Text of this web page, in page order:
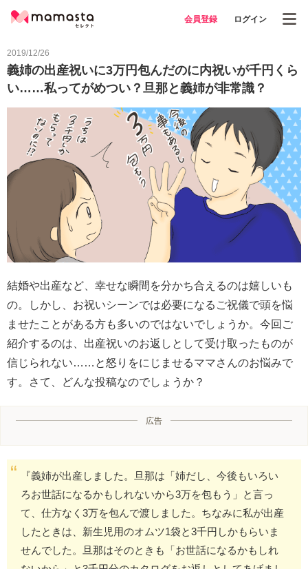
会員登録 ログイン
2019/12/26
義姉の出産祝いに3万円包んだのに内祝いが千円くら
い……私ってがめつい？旦那と義姉が非常識？
結婚や出産など、幸せな瞬間を分かち合えるのは嬉しいも
の。しかし、お祝いシーンでは必要になるご祝儀で頭を悩
ませたことがある方も多いのではないでしょうか。今回ご
紹介するのは、出産祝いのお返しとして受け取ったものが
信じられない……と怒りをにじませるママさんのお悩みで
す。さて、どんな投稿なのでしょうか？
広告
『義姉が出産しました。旦那は「姉だし、今後もいろい
ろお世話になるかもしれないから3万を包もう」と言っ
て、仕方なく3万を包んで渡しました。ちなみに私が出産
したときは、新生児用のオムツ1袋と3千円しかもらいま
せんでした。旦那はそのときも「お世話になるかもしれ